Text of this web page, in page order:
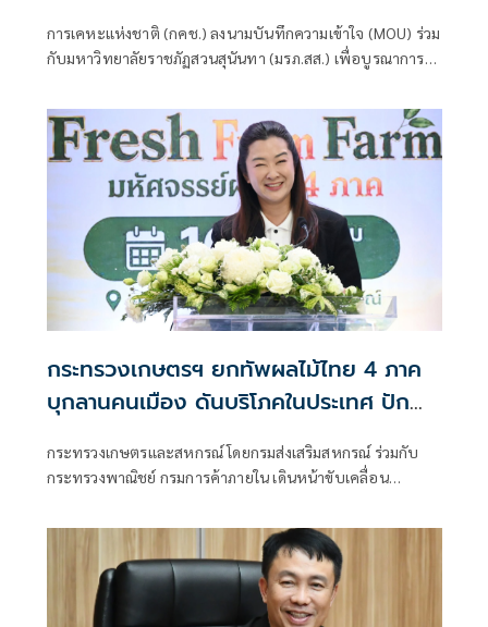
การเคหะแห่งชาติ (กคช.) ลงนามบันทึกความเข้าใจ (MOU) ร่วม
กับมหาวิทยาลัยราชภัฏสวนสุนันทา (มรภ.สส.) เพื่อบูรณาการ
นวัตกรรมด้านการพัฒนาที่อยู่อาศัย ชุมชน และเมือง
กระทรวงเกษตรฯ ยกทัพผลไม้ไทย 4 ภาค
บุกลานคนเมือง ดันบริโภคในประเทศ ปัก
กระทรวงเกษตรและสหกรณ์ โดยกรมส่งเสริมสหกรณ์ ร่วมกับ
กระทรวงพาณิชย์ กรมการค้าภายใน เดินหน้าขับเคลื่อน
ใหญ่ “Thailand : The Land of Tropical Fruits” ภายใต้แนวคิด
Fresh From Farm มหัศจรรย์ผลไม้ 4 ภาค ณ ศาลาว่าการ
กรุงเทพมหานคร